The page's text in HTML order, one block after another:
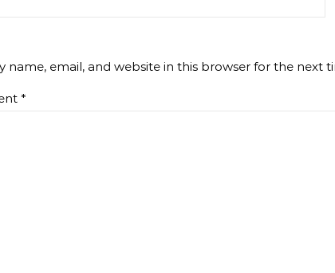
name, email, and website in this browser for the next
*